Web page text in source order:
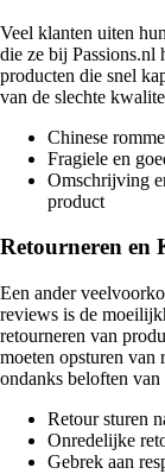
Veel klanten uiten
die ze bij Passions.nl
producten die snel
van de slechte
Chinese
Fragiele en
Omschrijving
product
Retourneren en
Een ander
reviews is de
retourneren van
moeten opsturen van
ondanks beloften van
Retour sturen
Onredelijke
Gebrek aan